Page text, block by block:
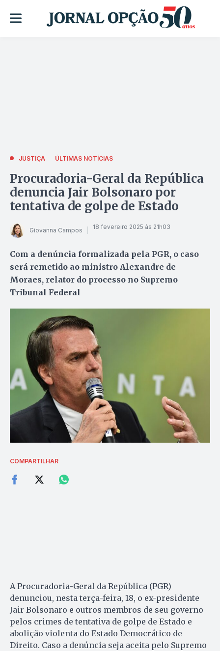
JUSTIÇA ÚLTIMAS NOTÍCIAS
Procuradoria-Geral da República
denuncia Jair Bolsonaro por
tentativa de golpe de Estado
Giovanna Campos 18 fevereiro 2025 às 21h03
Com a denúncia formalizada pela PGR, o caso
será remetido ao ministro Alexandre de
Moraes, relator do processo no Supremo
Tribunal Federal
COMPARTILHAR
A Procuradoria-Geral da República (PGR)
denunciou, nesta terça-feira, 18, o ex-presidente
Jair Bolsonaro e outros membros de seu governo
pelos crimes de tentativa de golpe de Estado e
abolição violenta do Estado Democrático de
Direito. Caso a denúncia seja aceita pelo Supremo